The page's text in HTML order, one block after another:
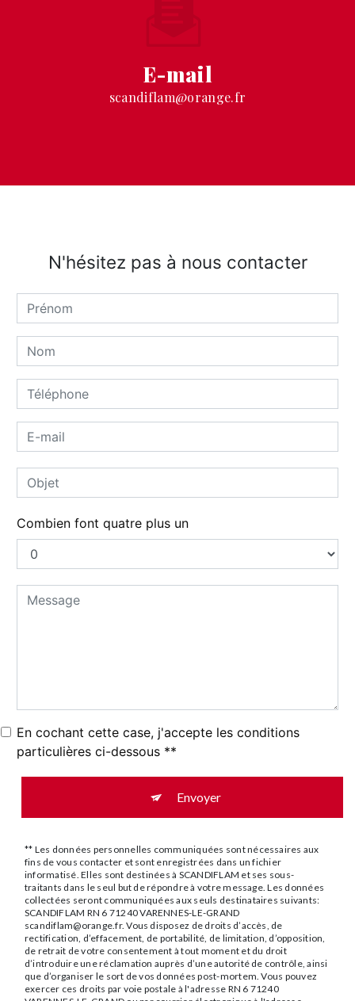
E-mail
scandiflam@orange.fr
N'hésitez pas à nous contacter
Combien font quatre plus un
En cochant cette case, j'accepte les conditions
particulières ci-dessous **
Envoyer
** Les données personnelles communiquées sont nécessaires aux
fins de vous contacter et sont enregistrées dans un fichier
informatisé. Elles sont destinées à SCANDIFLAM et ses sous-
traitants dans le seul but de répondre à votre message. Les données
collectées seront communiquées aux seuls destinataires suivants:
SCANDIFLAM RN 6 71240 VARENNES-LE-GRAND
scandiflam@orange.fr. Vous disposez de droits d’accès, de
rectification, d’effacement, de portabilité, de limitation, d’opposition,
de retrait de votre consentement à tout moment et du droit
d’introduire une réclamation auprès d’une autorité de contrôle, ainsi
que d’organiser le sort de vos données post-mortem. Vous pouvez
exercer ces droits par voie postale à l'adresse RN 6 71240